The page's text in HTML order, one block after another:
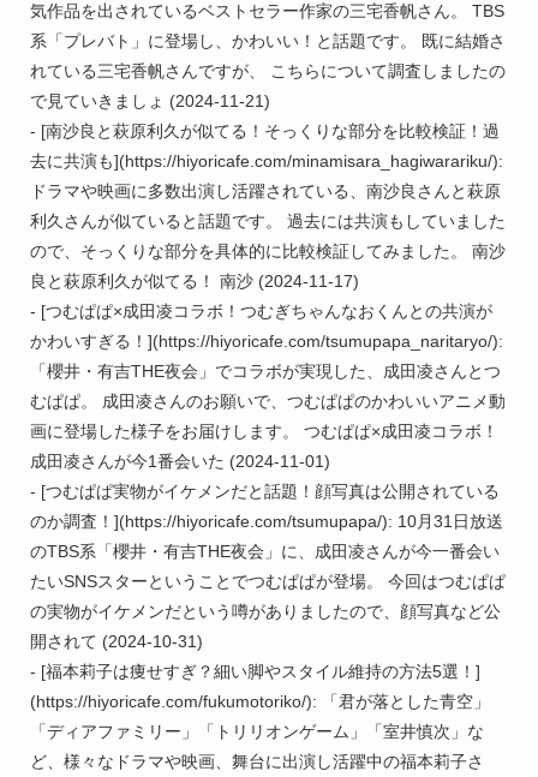
気作品を出されているベストセラー作家の三宅香帆さん。 TBS
系「プレバト」に登場し、かわいい！と話題です。 既に結婚さ
れている三宅香帆さんですが、 こちらについて調査しましたの
で見ていきましょ (2024-11-21)
- [南沙良と萩原利久が似てる！そっくりな部分を比較検証！過
去に共演も](https://hiyoricafe.com/minamisara_hagiwarariku/):
ドラマや映画に多数出演し活躍されている、南沙良さんと萩原
利久さんが似ていると話題です。 過去には共演もしていました
ので、そっくりな部分を具体的に比較検証してみました。 南沙
良と萩原利久が似てる！ 南沙 (2024-11-17)
- [つむぱぱ×成田凌コラボ！つむぎちゃんなおくんとの共演が
かわいすぎる！](https://hiyoricafe.com/tsumupapa_naritaryo/):
「櫻井・有吉THE夜会」でコラボが実現した、成田凌さんとつ
むぱぱ。 成田凌さんのお願いで、つむぱぱのかわいいアニメ動
画に登場した様子をお届けします。 つむぱぱ×成田凌コラボ！
成田凌さんが今1番会いた (2024-11-01)
- [つむぱぱ実物がイケメンだと話題！顔写真は公開されている
のか調査！](https://hiyoricafe.com/tsumupapa/): 10月31日放送
のTBS系「櫻井・有吉THE夜会」に、成田凌さんが今一番会い
たいSNSスターということでつむぱぱが登場。 今回はつむぱぱ
の実物がイケメンだという噂がありましたので、顔写真など公
開されて (2024-10-31)
- [福本莉子は痩せすぎ？細い脚やスタイル維持の方法5選！]
(https://hiyoricafe.com/fukumotoriko/): 「君が落とした青空」
「ディアファミリー」「トリリオンゲーム」「室井慎次」な
ど、様々なドラマや映画、舞台に出演し活躍中の福本莉子さ